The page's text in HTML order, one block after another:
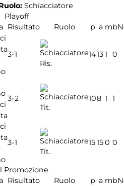
Schiacciatore
Playoff
Risultato Ruolo p a mb
3-1
Ris.
14131 0
3-2
Tit.
108 1 1
3-1
Tit.
15150 0
Promozione
Risultato Ruolo p a mb